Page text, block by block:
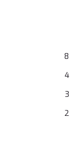
8
4
3
2